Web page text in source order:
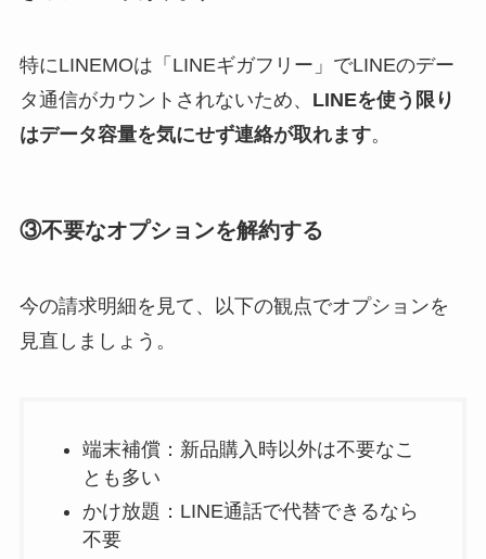
特にLINEMOは「LINEギガフリー」でLINEのデー
タ通信がカウントされないため、 LINEを使う限り
はデータ容量を気にせず連絡が取れます。
③不要なオプションを解約する
今の請求明細を見て、以下の観点でオプションを
見直しましょう。
端末補償：新品購入時以外は不要なこ
とも多い
かけ放題：LINE通話で代替できるなら
不要